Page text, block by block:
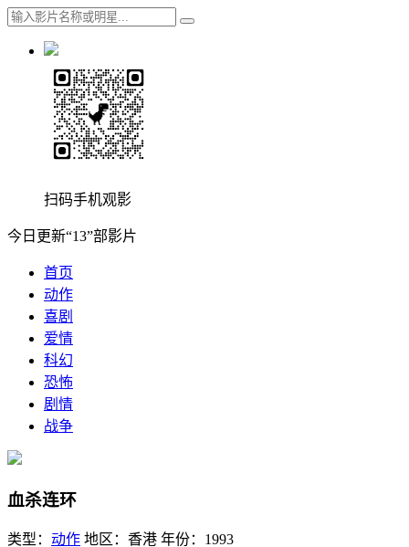
扫码手机观影
今日更新“13”部影片
首页
动作
喜剧
爱情
科幻
恐怖
剧情
战争
血杀连环
类型： 动作 地区： 香港 年份： 1993